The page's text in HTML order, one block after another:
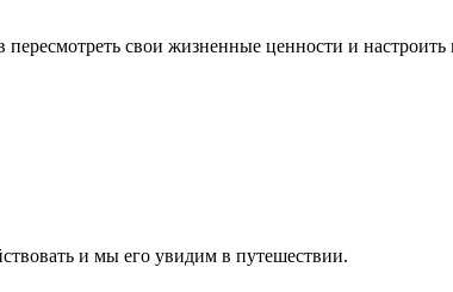
свои жизненные ценности и
и мы его увидим в путешествии.